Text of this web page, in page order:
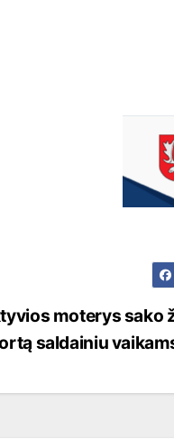
moterys sako
saldainiu